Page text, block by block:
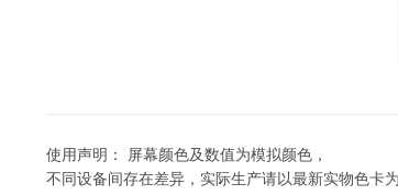
使用声明： 屏幕颜色及数值为模拟颜色，
不同设备间存在差异，实际生产请以最新实物色卡